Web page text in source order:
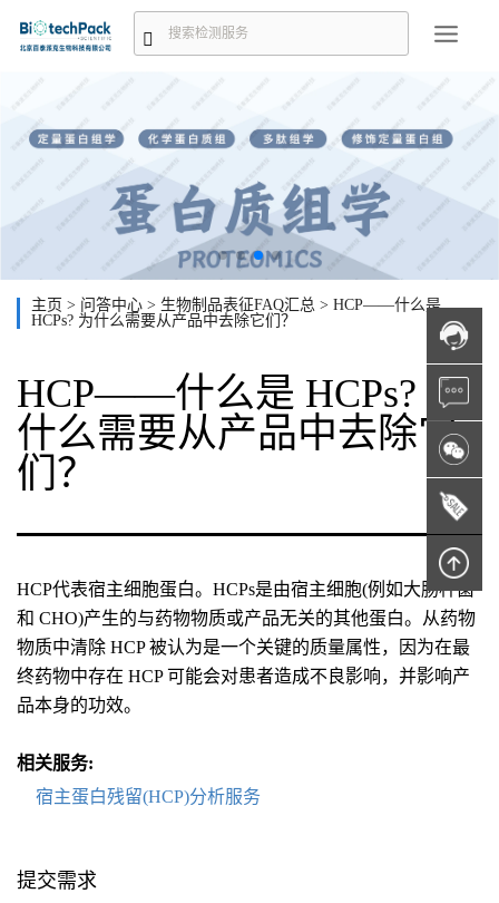
主页 > 问答中心 > 生物制品表征FAQ汇总 > HCP——什么是
HCPs? 为什么需要从产品中去除它们？
HCP——什么是 HCPs? 为
什么需要从产品中去除它
们？
HCP代表宿主细胞蛋白。HCPs是由宿主细胞(例如大肠杆菌
和 CHO)产生的与药物物质或产品无关的其他蛋白。从药物
物质中清除 HCP 被认为是一个关键的质量属性，因为在最
终药物中存在 HCP 可能会对患者造成不良影响，并影响产
品本身的功效。
相关服务:
宿主蛋白残留(HCP)分析服务
提交需求